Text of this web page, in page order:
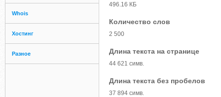
Whois
Хостинг
Разное
496.16 КБ
Количество слов
2 500
Длина текста на странице
44 621 симв.
Длина текста без пробелов
37 894 симв.